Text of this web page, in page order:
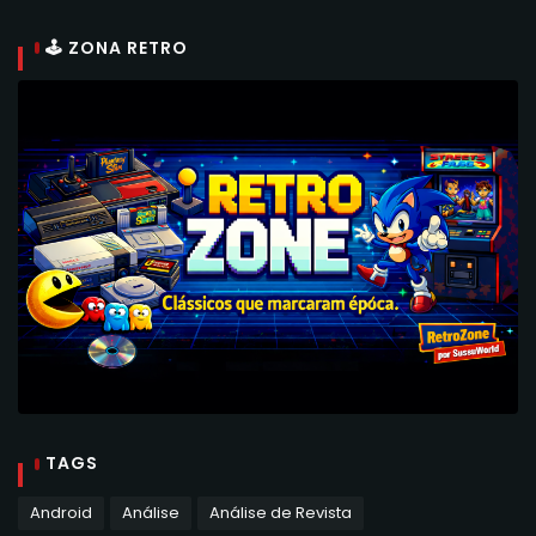
🕹 ZONA RETRO
TAGS
Android Análise
Análise de Revista